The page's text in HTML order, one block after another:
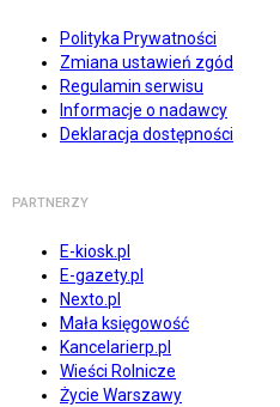
Polityka Prywatności
Zmiana ustawień zgód
Regulamin serwisu
Informacje o nadawcy
Deklaracja dostępności
PARTNERZY
E-kiosk.pl
E-gazety.pl
Nexto.pl
Mała księgowość
Kancelarierp.pl
Wieści Rolnicze
Życie Warszawy